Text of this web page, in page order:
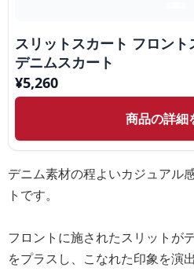
スリットスカート フロント
デニムスカート
¥5,260
商品の詳細
デニム素材の程よいカジュアル
トです。
フロントに施されたスリットが
をプラスし、こなれた印象を演出